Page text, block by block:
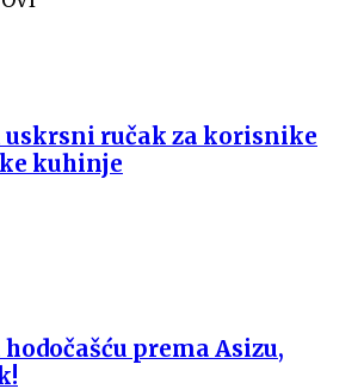
ručak za korisnike
kuhinje
prema Asizu,